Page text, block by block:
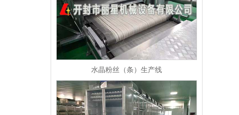
水晶粉丝（条）生产线